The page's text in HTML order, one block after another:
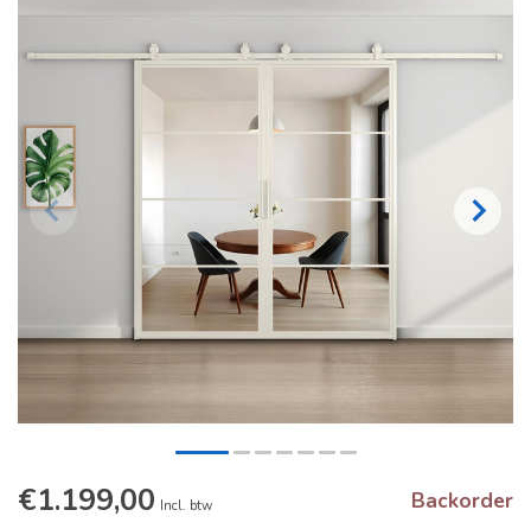
€1.199,00 Incl. btw Backorder